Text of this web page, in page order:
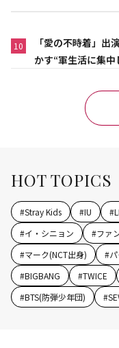
10
「愛の不時着」出
かす“軍生活に集中
HOT TOPICS
#Stray Kids #IU #
#イ・シニョン #ファ
#マーク(NCT出身) #
#BIGBANG #TWICE
#BTS(防弾少年団) #